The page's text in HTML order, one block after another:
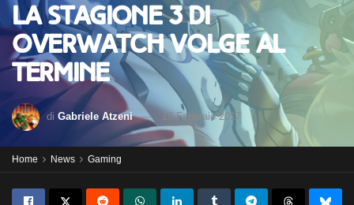
La stagione 3 di
Overwatch volge al
termine
di Gabriele Atzeni 16 Febbraio 2017
Home News Gaming